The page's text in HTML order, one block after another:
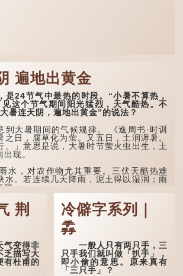
遍地出黄金
24节气中最热的时段。“小暑不算热，
这个节气期间阳光猛烈，天气酷热。不
暑连天阴，遍地出黄金”的说法？
大暑期间的气候规律。 《逸周书·时训
之日，腐草化为萤。又五日，土润溽暑。
。」意思是说，大暑时节萤火虫出生，土
现。
，对农作物尤其重要。三伏天酷热难
水。若连续几天降雨，泥土得以湿润；雨
...
荆
变得非
乏描写大
有杜甫的
冷僻字系列｜
掱
一般人只有两只手，三
只手我们就叫做「扒手」，
即小偷的意思。原来真有
「三只手」？